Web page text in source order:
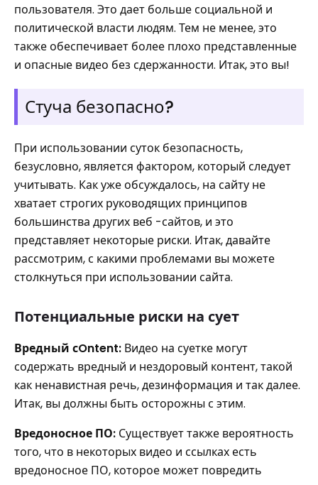
пользователя. Это дает больше социальной и
политической власти людям. Тем не менее, это
также обеспечивает более плохо представленные
и опасные видео без сдержанности. Итак, это вы!
Стуча безопасно?
При использовании суток безопасность,
безусловно, является фактором, который следует
учитывать. Как уже обсуждалось, на сайту не
хватает строгих руководящих принципов
большинства других веб -сайтов, и это
представляет некоторые риски. Итак, давайте
рассмотрим, с какими проблемами вы можете
столкнуться при использовании сайта.
Потенциальные риски на сует
Вредный сOntent: Видео на суетке могут
содержать вредный и нездоровый контент, такой
как ненавистная речь, дезинформация и так далее.
Итак, вы должны быть осторожны с этим.
Вредоносное ПО: Существует также вероятность
того, что в некоторых видео и ссылках есть
вредоносное ПО, которое может повредить